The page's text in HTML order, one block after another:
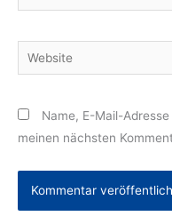
Mail-
Website
Name, E-Mail-
meinen nächsten